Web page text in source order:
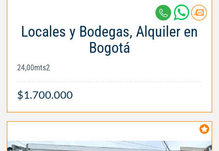
Locales y Bodegas, Alquiler en
Bogotá
24,00mts2
$1.700.000